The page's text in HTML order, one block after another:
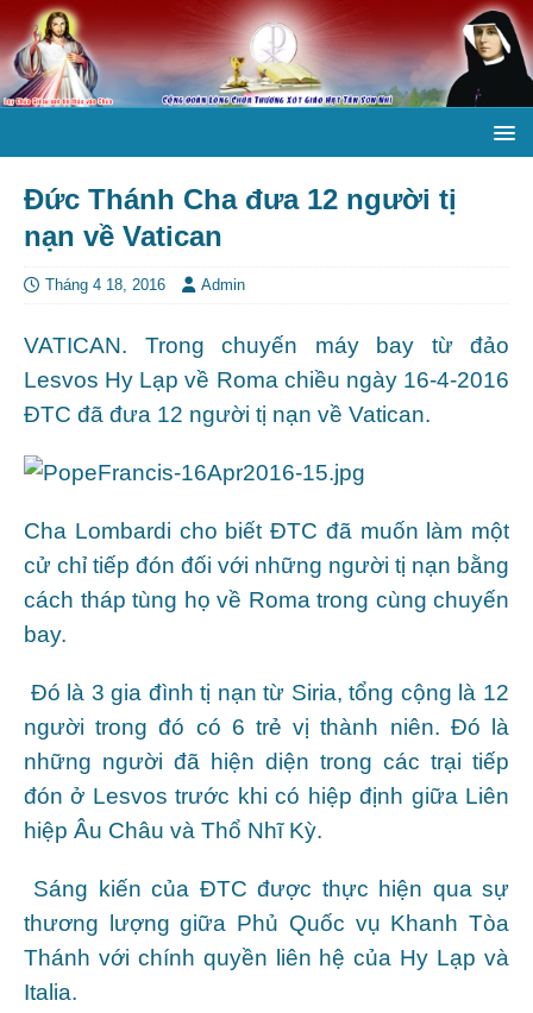
Đức Thánh Cha đưa 12 người tị
nạn về Vatican
Tháng 4 18, 2016 Admin
VATICAN. Trong chuyến máy bay từ đảo
Lesvos Hy Lạp về Roma chiều ngày 16-4-2016
ĐTC đã đưa 12 người tị nạn về Vatican.
Cha Lombardi cho biết ĐTC đã muốn làm một
cử chỉ tiếp đón đối với những người tị nạn bằng
cách tháp tùng họ về Roma trong cùng chuyến
bay.
Đó là 3 gia đình tị nạn từ Siria, tổng cộng là 12
người trong đó có 6 trẻ vị thành niên. Đó là
những người đã hiện diện trong các trại tiếp
đón ở Lesvos trước khi có hiệp định giữa Liên
hiệp Âu Châu và Thổ Nhĩ Kỳ.
Sáng kiến của ĐTC được thực hiện qua sự
thương lượng giữa Phủ Quốc vụ Khanh Tòa
Thánh với chính quyền liên hệ của Hy Lạp và
Italia.